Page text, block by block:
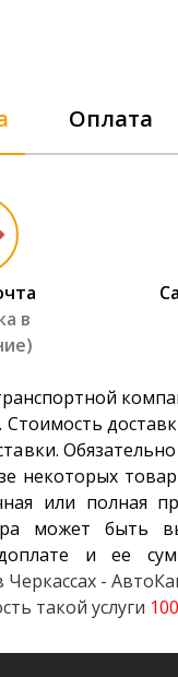
Оплата
в
некоторых
или полная
может быть
и ее
Черкассах -
такой услуги
Vredestein
3 570 грн
General Tire
6 056 грн